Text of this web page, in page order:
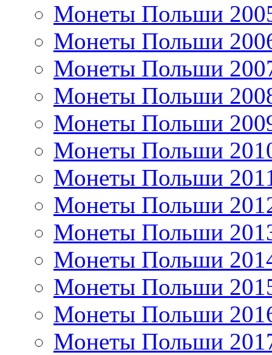
Монеты Польши
Монеты Польши
Монеты Польши
Монеты Польши
Монеты Польши
Монеты Польши
Монеты Польши
Монеты Польши
Монеты Польши
Монеты Польши
Монеты Польши
Монеты Польши
Монеты Польши